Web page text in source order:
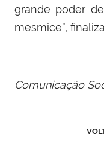
grande poder
mesmice”,
Comunicação